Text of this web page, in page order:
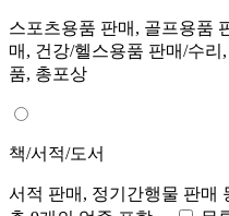
스포츠용품 판매, 골프용품
매, 건강/헬스용품 판매/수
품, 총포상
책/서적/도서
서적 판매, 정기간행물 판매